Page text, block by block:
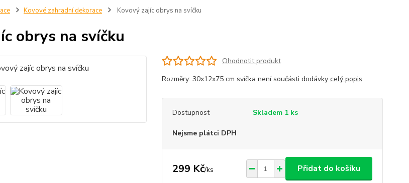
Kovové zahradní dekorace Kovový zajíc obrys na svíčku
obrys na svíčku
Ohodnotit produkt
Rozměry: 30x12x75 cm svíčka není součásti dodávky celý popis
Dostupnost Skladem 1 ks
Nejsme plátci DPH
299 Kč/ks Přidat do košíku